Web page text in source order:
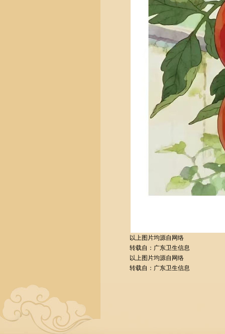
以上图片均源自网络
转载自：广东卫生信息
以上图片均源自网络
转载自：广东卫生信息